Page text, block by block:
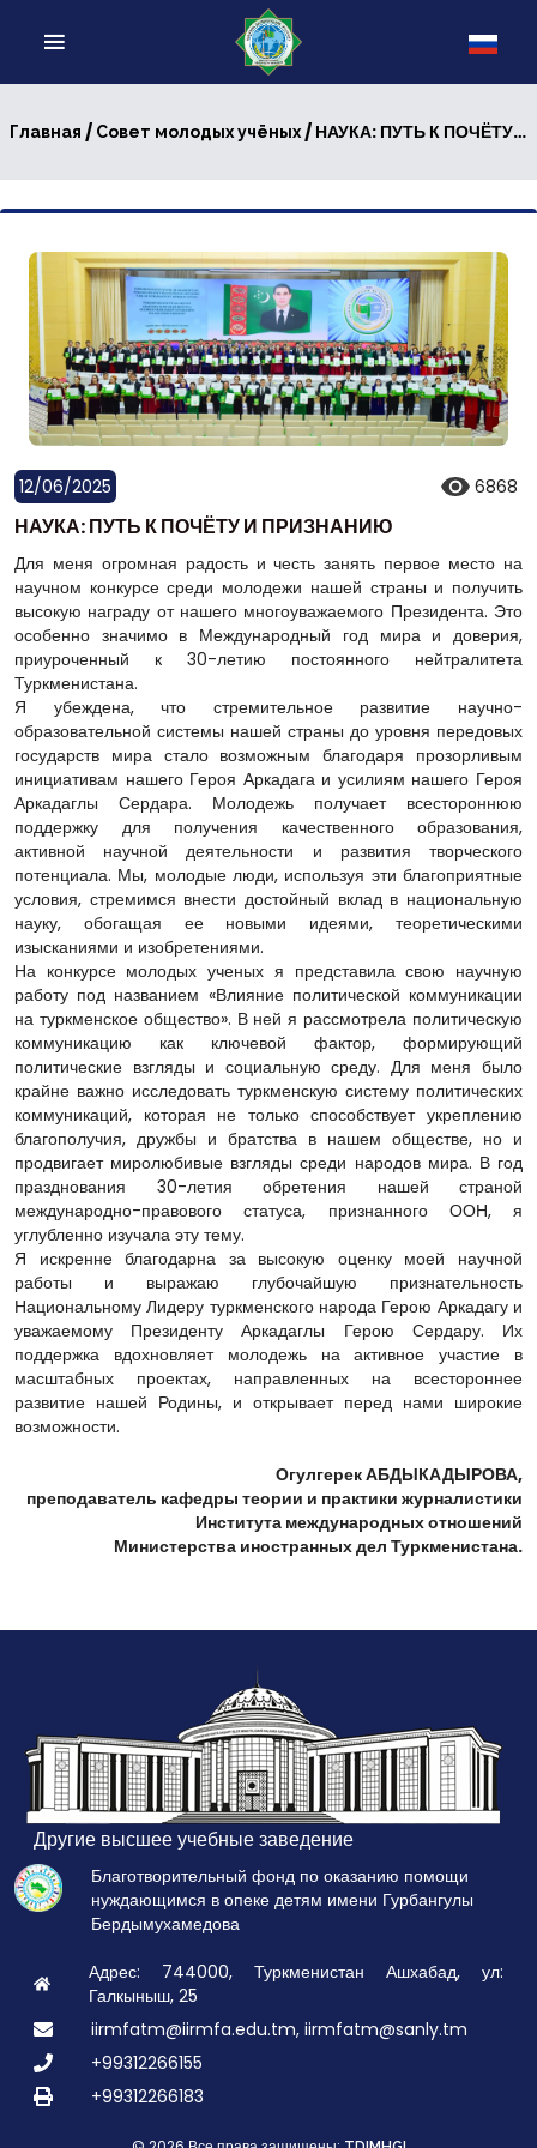
Главная / Совет молодых учёных/ НАУКА: ПУТЬ К ПОЧЁТУ И ПРИЗНАНИЮ
12/06/2025 6868
НАУКА: ПУТЬ К ПОЧЁТУ И ПРИЗНАНИЮ
Для меня огромная радость и честь занять первое место на
научном конкурсе среди молодежи нашей страны и получить
высокую награду от нашего многоуважаемого Президента. Это
особенно значимо в Международный год мира и доверия,
приуроченный к 30-летию постоянного нейтралитета
Туркменистана.
Я убеждена, что стремительное развитие научно-
образовательной системы нашей страны до уровня передовых
государств мира стало возможным благодаря прозорливым
инициативам нашего Героя Аркадага и усилиям нашего Героя
Аркадаглы Сердара. Молодежь получает всестороннюю
поддержку для получения качественного образования,
активной научной деятельности и развития творческого
потенциала. Мы, молодые люди, используя эти благоприятные
условия, стремимся внести достойный вклад в национальную
науку, обогащая ее новыми идеями, теоретическими
изысканиями и изобретениями.
На конкурсе молодых ученых я представила свою научную
работу под названием «Влияние политической коммуникации
на туркменское общество». В ней я рассмотрела политическую
коммуникацию как ключевой фактор, формирующий
политические взгляды и социальную среду. Для меня было
крайне важно исследовать туркменскую систему политических
коммуникаций, которая не только способствует укреплению
благополучия, дружбы и братства в нашем обществе, но и
продвигает миролюбивые взгляды среди народов мира. В год
празднования 30-летия обретения нашей страной
международно-правового статуса, признанного ООН, я
углубленно изучала эту тему.
Я искренне благодарна за высокую оценку моей научной
работы и выражаю глубочайшую признательность
Национальному Лидеру туркменского народа Герою Аркадагу и
уважаемому Президенту Аркадаглы Герою Сердару. Их
поддержка вдохновляет молодежь на активное участие в
масштабных проектах, направленных на всестороннее
развитие нашей Родины, и открывает перед нами широкие
возможности.
Огулгерек АБДЫКАДЫРОВА,
преподаватель кафедры теории и практики журналистики
Института международных отношений
Министерства иностранных дел Туркменистана.
Другие высшее учебные заведение
Благотворительный фонд по оказанию помощи
нуждающимся в опеке детям имени Гурбангулы
Бердымухамедова
Адрес: 744000, Туркменистан Ашхабад, ул:
Галкыныш, 25
iirmfatm@iirmfa.edu.tm, iirmfatm@sanly.tm
+99312266155
+99312266183